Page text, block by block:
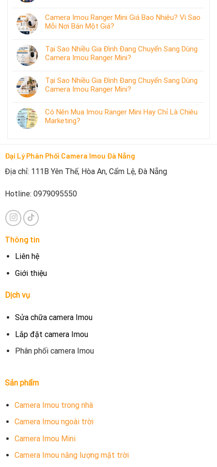
Camera Imou Ranger Mini Giá Bao Nhiêu? Vì Sao
Mỗi Nơi Bán Một Giá?
Tại Sao Nhiều Gia Đình Đang Chuyển Sang Dùng
Camera Imou Ranger Mini?
Tại Sao Nhiều Gia Đình Đang Chuyển Sang Dùng
Camera Imou Ranger Mini?
Có Nên Mua Imou Ranger Mini Hay Chỉ Là Chiêu
Marketing?
Đại Lý Phân Phối Camera Imou Đà Nẵng
Địa chỉ: 111B Yên Thế, Hòa An, Cẩm Lệ, Đà Nẵng
Hotline: 0979095550
Thông tin
Liên hệ
Giới thiệu
Dịch vụ
Sửa chữa camera Imou
Lắp đặt camera Imou
Phân phối camera Imou
Sản phẩm
Camera Imou trong nhà
Camera Imou ngoài trời
Camera Imou Mini
Camera Imou năng lượng mặt trời